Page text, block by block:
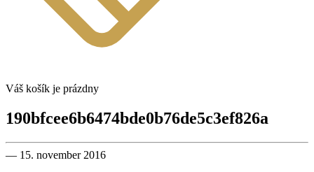
Váš košík je prázdny
190bfcee6b6474bde0b76de5c3ef826a
— 15. november 2016